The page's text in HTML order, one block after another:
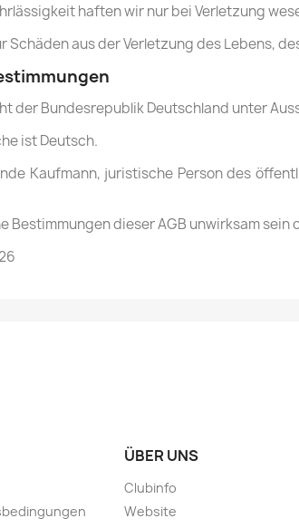
haften wir nur bei Verletzung
Schäden aus der Verletzung des Lebens,
der Bundesrepublik Deutschland unter
ist Deutsch.
Kaufmann, juristische Person des
Bestimmungen dieser AGB unwirksam
ÜBER UNS
Clubinfo
Website